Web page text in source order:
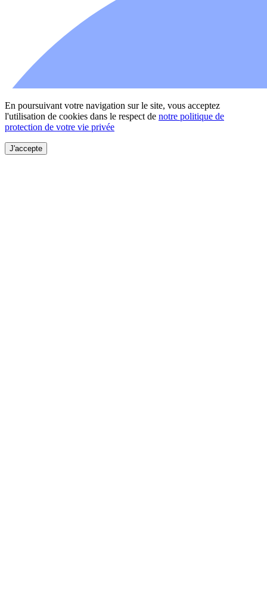
En poursuivant votre navigation sur le site, vous acceptez
l'utilisation de cookies dans le respect de notre politique de
protection de votre vie privée
J'accepte